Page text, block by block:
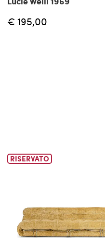
€ 195,00
RISERVATO